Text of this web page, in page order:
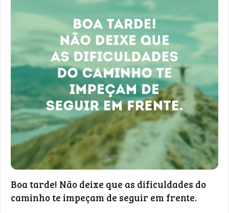
Boa tarde! Não deixe que as dificuldades do
caminho te impeçam de seguir em frente.